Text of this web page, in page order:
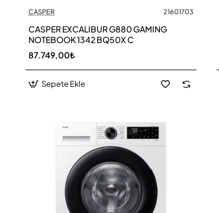
CASPER 21601703
CASPER EXCALIBUR G880 GAMING
NOTEBOOK 1342 BQ50X C
87.749,00₺
Sepete Ekle